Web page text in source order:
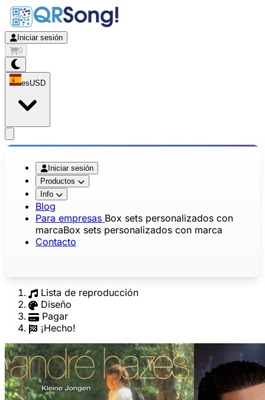
Iniciar sesión
0
esUSD
Iniciar sesión
Productos
Info
Blog
Para empresas Box sets personalizados con
marcaBox sets personalizados con marca
Contacto
Lista de reproducción
Diseño
Pagar
¡Hecho!